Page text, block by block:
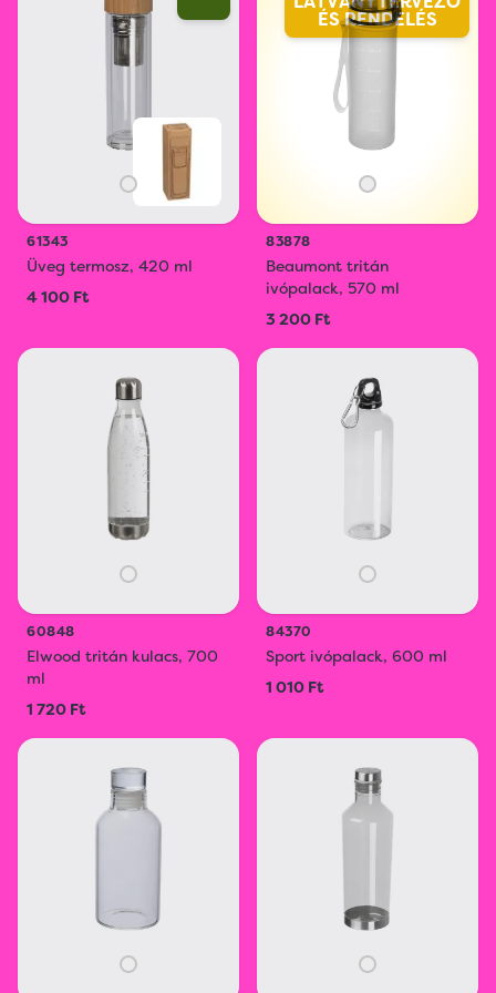
61343
Üveg termosz, 420 ml
4 100 Ft
ÉS RENDELÉS
83878
Beaumont tritán
ivópalack, 570 ml
3 200 Ft
60848
Elwood tritán kulacs, 700
ml
1 720 Ft
84370
Sport ivópalack, 600 ml
1 010 Ft